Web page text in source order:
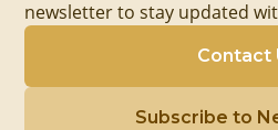
newsletter to stay updated
Contact
Subscribe to